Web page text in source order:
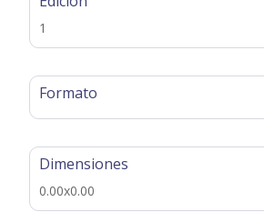
1
Formato
Dimensiones
0.00x0.00